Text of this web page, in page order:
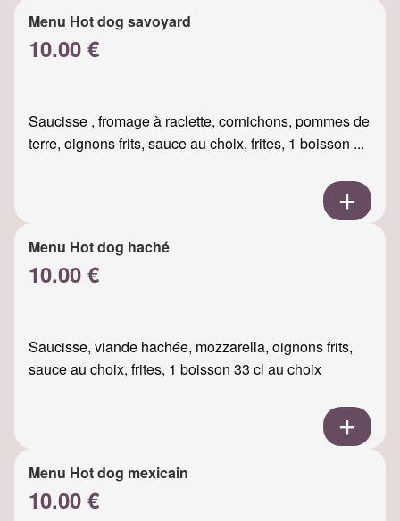
Menu Hot dog savoyard
10.00 €
Saucisse , fromage à raclette, cornichons, pommes de
terre, oignons frits, sauce au choix, frites, 1 boisson ...
Menu Hot dog haché
10.00 €
Saucisse, viande hachée, mozzarella, oignons frits,
sauce au choix, frites, 1 boisson 33 cl au choix
Menu Hot dog mexicain
10.00 €